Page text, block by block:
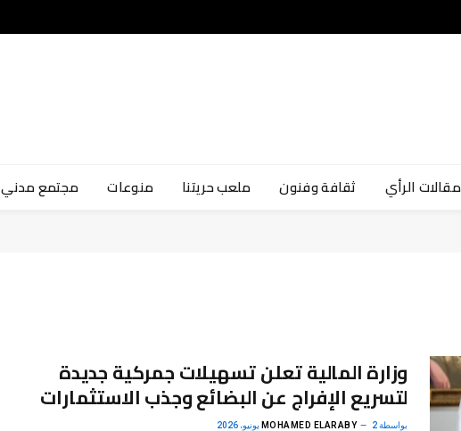
مقالات الرأي ثقافة وفنون ملعب حريتنا منوعات مجتمع مدني
وزارة المالية تعلن تسهيلات جمركية جديدة
لتسريع الإفراج عن البضائع وجذب الاستثمارات
بواسطة MOHAMED ELARABY 2 يونيو، 2026